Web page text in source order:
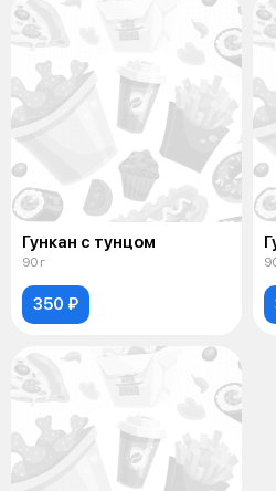
Гункан с тунцом
90 г
350 ₽